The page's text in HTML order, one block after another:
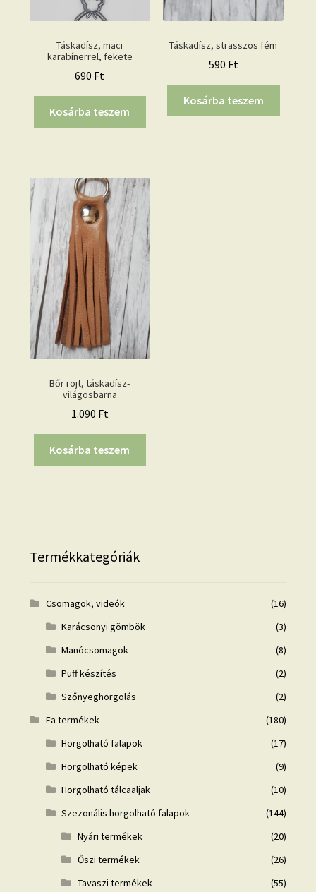
Táskadísz, maci
karabínerrel, fekete
690 Ft
Kosárba teszem
Táskadísz, strasszos fém
590 Ft
Kosárba teszem
Bőr rojt, táskadísz-
világosbarna
1.090 Ft
Kosárba teszem
Termékkategóriák
Csomagok, videók
(16)
Karácsonyi gömbök
(3)
Manócsomagok
(8)
Puff készítés
(2)
Szőnyeghorgolás
(2)
Fa termékek
(180)
Horgolható falapok
(17)
Horgolható képek
(9)
Horgolható tálcaaljak
(10)
Szezonális horgolható falapok
(144)
Nyári termékek
(20)
Őszi termékek
(26)
Tavaszi termékek
(55)